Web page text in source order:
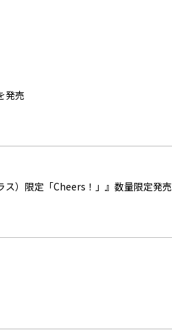
発売
ス）限定「Cheers！」』数量限定発売